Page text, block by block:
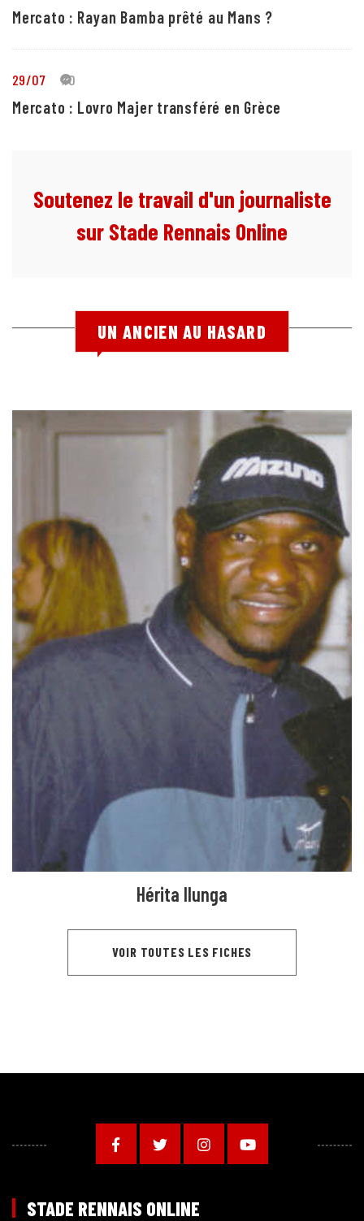
Mercato : Rayan Bamba prêté au Mans ?
29/07 10
Mercato : Lovro Majer transféré en Grèce
Soutenez le travail d'un journaliste
sur Stade Rennais Online
UN ANCIEN AU HASARD
Hérita Ilunga
VOIR TOUTES LES FICHES
STADE RENNAIS ONLINE